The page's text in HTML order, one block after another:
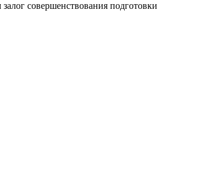
совершенствования подготовки